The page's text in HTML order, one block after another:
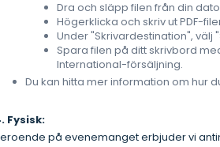
Dra och släpp filen från din
Högerklicka och skriv ut PDF-
Under "Skrivardestination", välj
Spara filen på ditt skrivbord
International-försäljning.
Du kan hitta mer information om hur
Fysisk:
på evenemanget erbjuder vi